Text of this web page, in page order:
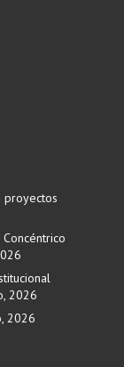
proyectos
2026
2026